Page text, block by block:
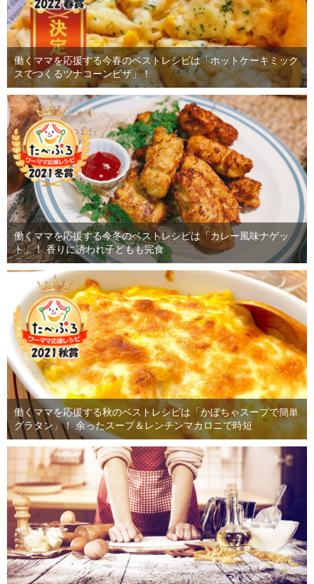
働くママを応援する今春のベストレシピは「ホットケーキミック
スでつくるツナコーンピザ」！
働くママを応援する今冬のベストレシピは「カレー風味ナゲッ
ト」！ 香りに誘われ子どもも完食
働くママを応援する秋のベストレシピは「かぼちゃスープで簡単
グラタン」！ 余ったスープ＆レンチンマカロニで時短